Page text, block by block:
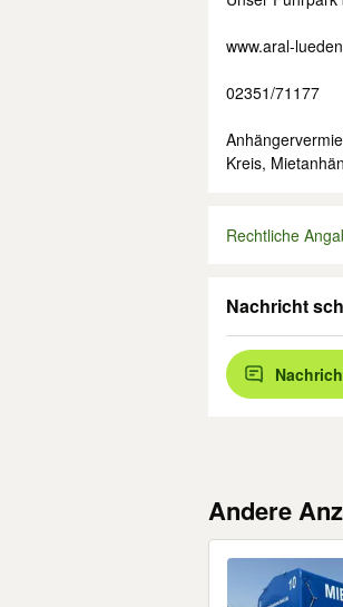
www.aral-
02351/71177
Kreis,
Rechtliche
Nachricht
Andere